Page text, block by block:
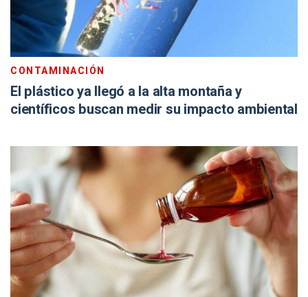
CONTAMINACIÓN
El plástico ya llegó a la alta montaña y
científicos buscan medir su impacto ambiental